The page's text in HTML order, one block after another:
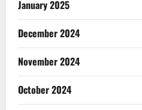
January 2025
December 2024
November 2024
October 2024